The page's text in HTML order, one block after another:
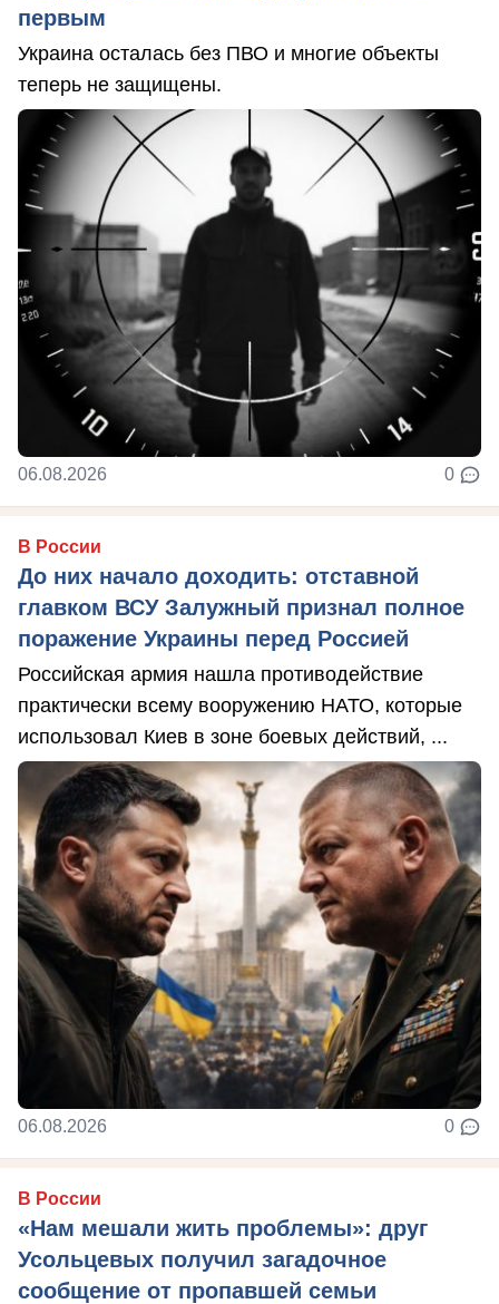
первым
Украина осталась без ПВО и многие объекты
теперь не защищены.
06.08.2026 0
В России
До них начало доходить: отставной
главком ВСУ Залужный признал полное
поражение Украины перед Россией
Российская армия нашла противодействие
практически всему вооружению НАТО, которые
использовал Киев в зоне боевых действий, ...
06.08.2026 0
В России
«Нам мешали жить проблемы»: друг
Усольцевых получил загадочное
сообщение от пропавшей семьи